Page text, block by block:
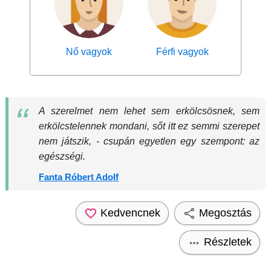
Nő vagyok Férfi vagyok
A szerelmet nem lehet sem erkölcsösnek, sem
erkölcstelennek mondani, sőt itt ez semmi szerepet
nem játszik, - csupán egyetlen egy szempont: az
egészségi.
Fanta Róbert Adolf
Kedvencnek Megosztás
Részletek